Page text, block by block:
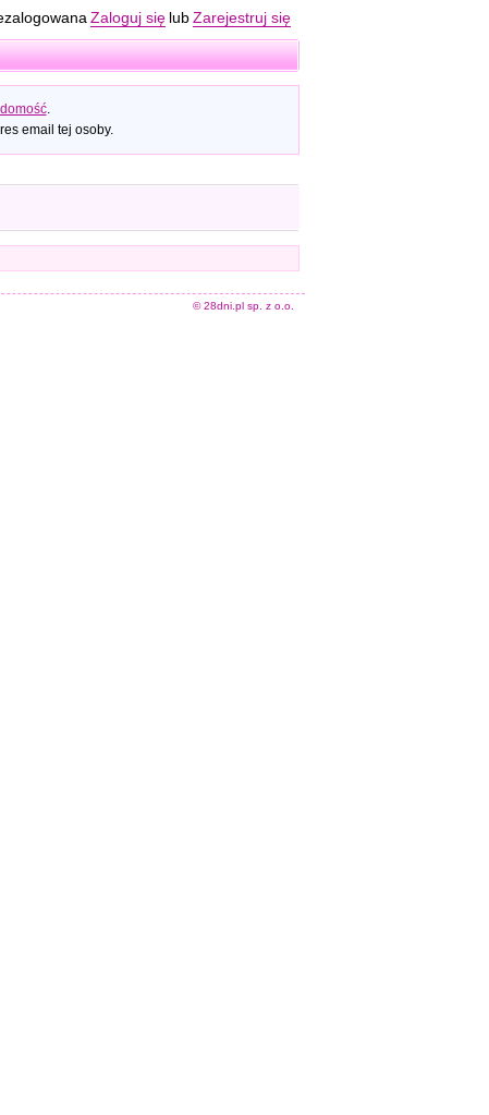
Zaloguj się lub Zarejestruj się
.
email tej osoby.
© 28dni.pl sp. z o.o.